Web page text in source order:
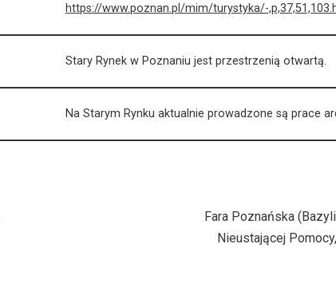
https://www.poznan.pl/mim/turystyka/-
Stary Rynek w Poznaniu jest przestrzenią otwartą.
Na Starym Rynku aktualnie prowadzone są prace
Fara Poznańska
Nieustającej